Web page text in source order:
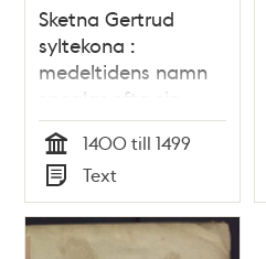
Sketna Gertrud
syltekona :
medeltidens namn
speglar ofta sin
bärare / text: Lin
Annerbäck
Tid
1400 till 1499
Typ
Text